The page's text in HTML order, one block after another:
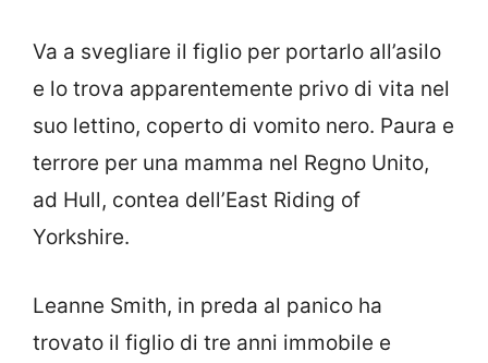
Va a svegliare il figlio per portarlo all’asilo
e lo trova apparentemente privo di vita nel
suo lettino, coperto di vomito nero. Paura e
terrore per una mamma nel Regno Unito,
ad Hull, contea dell’East Riding of
Yorkshire.
Leanne Smith, in preda al panico ha
trovato il figlio di tre anni immobile e